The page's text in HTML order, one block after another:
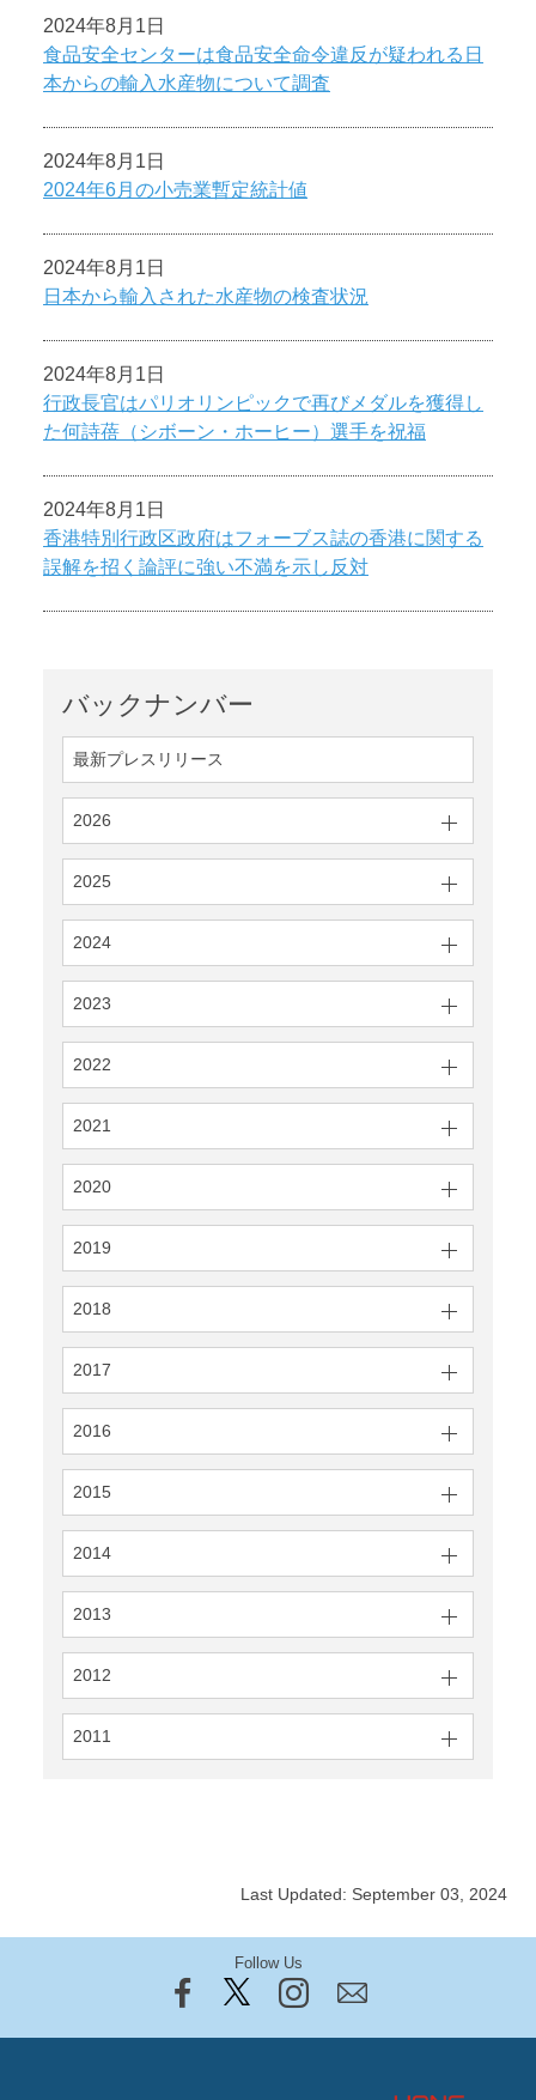
バックナンバー
最新プレスリリース
2026
2025
2024
2023
2022
2021
2020
2019
2018
2017
2016
2015
2014
2013
2012
2011
2024年8月1日
食品安全センターは食品安全命令違反が疑われる日
本からの輸入水産物について調査
2024年8月1日
2024年6月の小売業暫定統計値
2024年8月1日
日本から輸入された水産物の検査状況
2024年8月1日
行政長官はパリオリンピックで再びメダルを獲得し
た何詩蓓（シボーン・ホーヒー）選手を祝福
2024年8月1日
香港特別行政区政府はフォーブス誌の香港に関する
誤解を招く論評に強い不満を示し反対
Last Updated: September 03, 2024
Follow Us